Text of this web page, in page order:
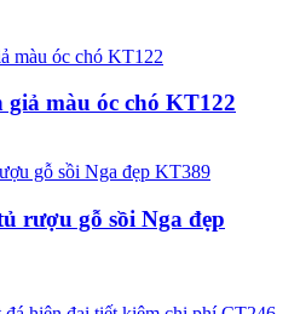
màu óc chó KT122
rượu gỗ sồi Nga đẹp